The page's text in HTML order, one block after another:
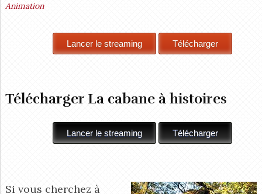
Animation
Télécharger La cabane à histoires
Si vous cherchez à